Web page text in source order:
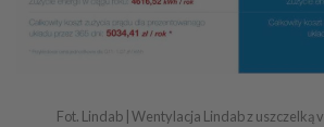
Fot. Lindab | Wentylacja Lindab z uszczelką